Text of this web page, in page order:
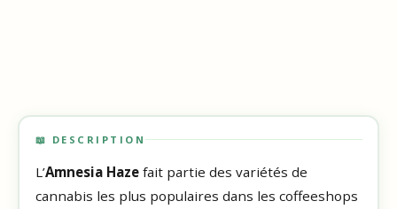
📖 DESCRIPTION
L’Amnesia Hazefait partie des variétés de
cannabis les plus populaires dans les coffeeshops